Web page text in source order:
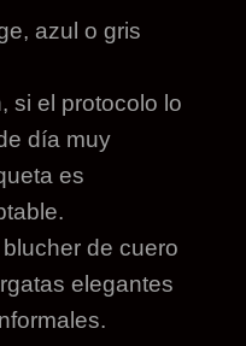
azul o gris
si el protocolo lo
día muy
es
de cuero
elegantes